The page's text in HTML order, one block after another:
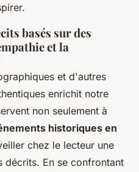
basés sur des
et la
et d'autres
enrichit notre
non seulement à
historiques en
chez le lecteur une
décrits. En se confrontant